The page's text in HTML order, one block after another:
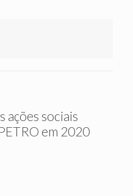
ações sociais
em 2020